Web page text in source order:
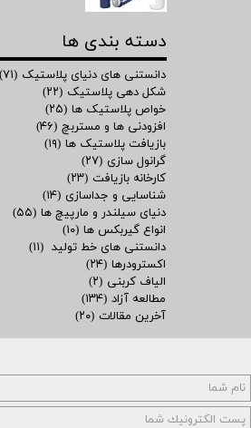
دسته بندی ها
دانستنی های دنیای پلاستیک (۷۱)
شکل دهی پلاستیک (۲۲)
خواص پلاستیک ها (۲۵)
افزودنی ها و مستربچ (۴۶)
بازیافت پلاستیک ها (۱۹)
گرانول سازی (۲۷)
کارخانه بازیافت (۲۳)
شناسایی و جداسازی (۱۴)
دنیای سیلندر و مارپیچ ها (۵۵)
انواع گیربکس ها (۱۰)
دانستنی های خط تولید (۱۱)
اکسترودرها (۲۴)
الیاف کربنی (۲)
مطالعه آزاد (۱۳۴)
آخرین مقالات (۲۰)